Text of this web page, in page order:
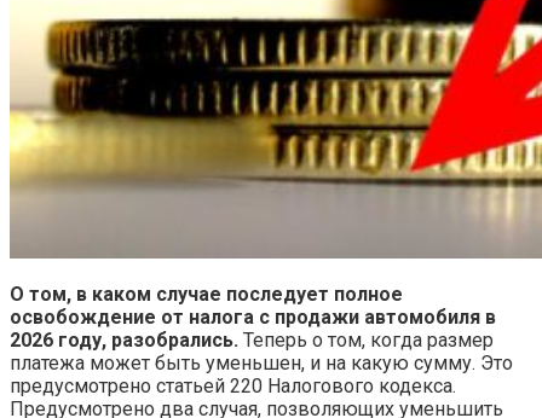
О том, в каком случае последует полное
освобождение от налога с продажи автомобиля в
2026 году, разобрались. Теперь о том, когда размер
платежа может быть уменьшен, и на какую сумму. Это
предусмотрено статьей 220 Налогового кодекса.
Предусмотрено два случая, позволяющих уменьшить